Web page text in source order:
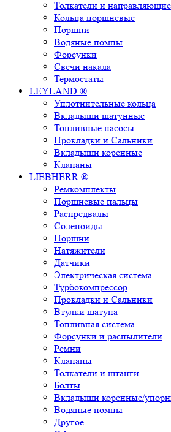
Толкатели и направляющие
Кольца поршневые
Поршни
Водяные помпы
Форсунки
Свечи накала
Термостаты
LEYLAND ®
Уплотнительные кольца
Вкладыши шатунные
Топливные насосы
Прокладки и Сальники
Вкладыши коренные
Клапаны
LIEBHERR ®
Ремкомплекты
Поршневые пальцы
Распредвалы
Соленоиды
Поршни
Натяжители
Датчики
Электрическая система
Турбокомпрессор
Прокладки и Сальники
Втулки шатуна
Топливная система
Форсунки и распылители
Ремни
Клапаны
Толкатели и штанги
Болты
Вкладыши коренные/
Водяные помпы
Другое